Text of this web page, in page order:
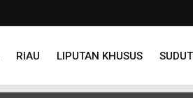
RIAU LIPUTAN KHUSUS